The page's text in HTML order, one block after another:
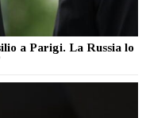
a Parigi. La Russia lo